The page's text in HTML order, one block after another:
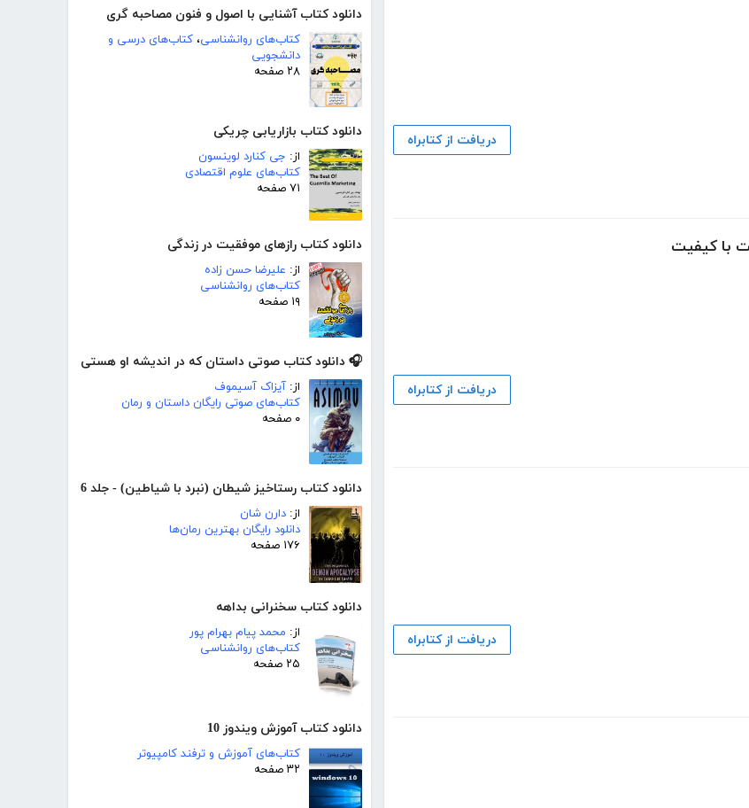
دانلود کتاب آشنایی با اصول و فنون مصاحبه گری
کتاب‌های روانشناسی، کتاب‌های درسی و
دانشجویی
۲۸ صفحه
دانلود کتاب بازاریابی چریکی
از: جی کنارد لوینسون
کتاب‌های علوم اقتصادی
۷۱ صفحه
دانلود کتاب رازهای موفقیت در زندگی
از: علیرضا حسن زاده
کتاب‌های روانشناسی
۱۹ صفحه
🎧 دانلود کتاب صوتی داستان که در اندیشه او هستی
از: آیزاک آسیموف
کتاب‌های صوتی رایگان داستان و رمان
۰ صفحه
دانلود کتاب رستاخیز شیطان (نبرد با شیاطین) - جلد 6
از: دارن شان
دانلود رایگان بهترین رمان‌ها
۱۷۶ صفحه
دانلود کتاب سخنرانی بداهه
از: محمد پیام بهرام پور
کتاب‌های روانشناسی
۲۵ صفحه
دانلود کتاب آموزش ویندوز 10
کتاب‌های آموزش و ترفند کامپیوتر
۳۲ صفحه
دریافت از کتابراه
دریافت از کتابراه
دریافت از کتابراه